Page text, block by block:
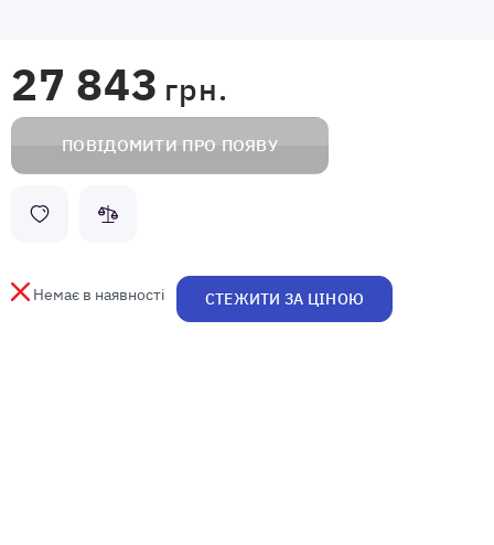
27 843 грн.
ПОВІДОМИТИ ПРО ПОЯВУ
Немає в наявності СТЕЖИТИ ЗА ЦІНОЮ